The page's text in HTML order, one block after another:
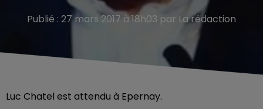
Publié : 27 mars 2017 à 18h03 par La rédaction
Luc Chatel est attendu à Epernay.